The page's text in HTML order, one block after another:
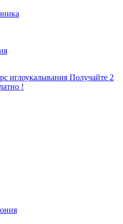
иглоукалывания Получайте 2
!